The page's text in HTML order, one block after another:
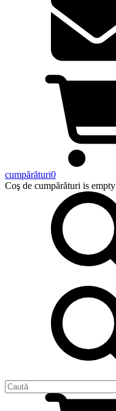
cumpărături0
Coş de cumpărături is empty